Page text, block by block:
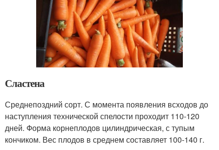
Сластена
Среднепоздний сорт. С момента появления всходов до
наступления технической спелости проходит 110-120
дней. Форма корнеплодов цилиндрическая, с тупым
кончиком. Вес плодов в среднем составляет 100-140 г.